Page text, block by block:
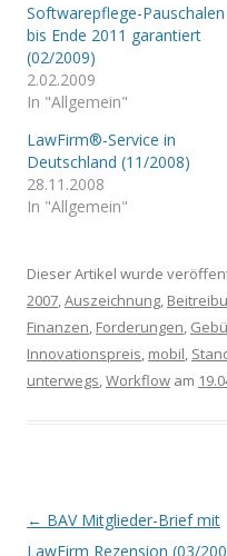
Softwarepflege-Pauschalen
bis Ende 2011 garantiert
(02/2009)
2.02.2009
In "Allgemein"
LawFirm®-Service in
Deutschland (11/2008)
28.11.2008
In "Allgemein"
Dieser Artikel wurde
2007,Auszeichnung,
Finanzen, Forderungen,
Innovationspreis, mobil,
unterwegs,Workflow am
Artikel-Navigation
← BAV Mitglieder-Brief mit
LawFirm Rezension (03/